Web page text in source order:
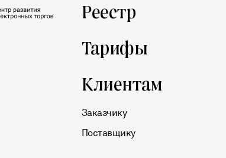
Реестр
Тарифы
Клиентам
Заказчику
Поставщику